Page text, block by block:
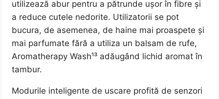
utilizează abur pentru a pătrunde ușor în fibre și
a reduce cutele nedorite. Utilizatorii se pot
bucura, de asemenea, de haine mai proaspete și
mai parfumate fără a utiliza un balsam de rufe,
Aromatherapy Wash¹³ adăugând lichid aromat în
tambur.
Modurile inteligente de uscare profită de senzori